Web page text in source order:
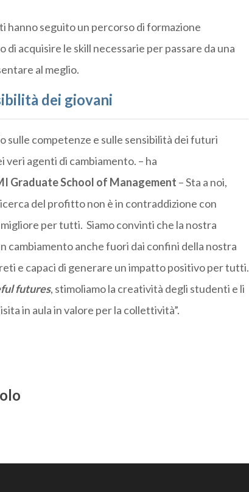
hanno seguito un percorso di formazione
di acquisire le skill necessarie per passare da una
al meglio.
dei giovani
sulle competenze e sulle sensibilità dei futuri
veri agenti di cambiamento. – ha
Graduate School of Management – Sta a noi,
del profitto non è in contraddizione con
per tutti. Siamo convinti che la nostra
cambiamento anche fuori dai confini della nostra
e capaci di generare un impatto positivo per tutti.
futures, stimoliamo la creatività degli studenti e li
in aula in valore per la collettività”.